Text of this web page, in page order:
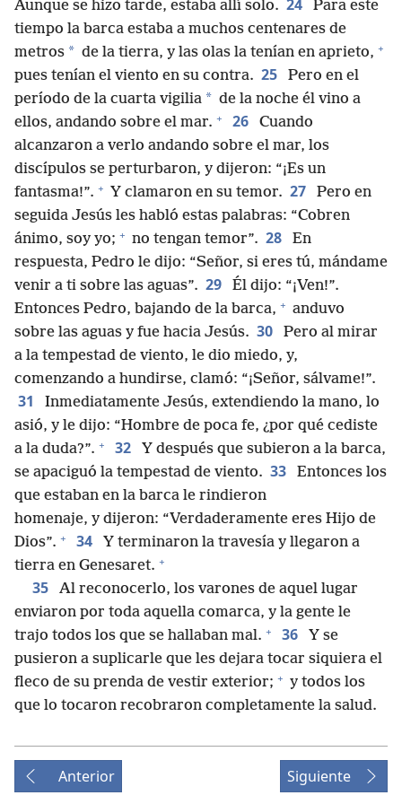
Aunque se hizo tarde, estaba allí solo. 24
Para este
tiempo la barca estaba a muchos centenares de
metros * de la tierra, y las olas la tenían en aprieto, +
pues tenían el viento en su contra. 25
Pero en el
período de la cuarta vigilia * de la noche él vino a
ellos, andando sobre el mar. + 26
Cuando
alcanzaron a verlo andando sobre el mar, los
discípulos se perturbaron, y dijeron: “¡Es un
fantasma!”. + Y clamaron en su temor. 27
Pero en
seguida Jesús les habló estas palabras: “Cobren
ánimo, soy yo; + no tengan temor”. 28
En
respuesta, Pedro le dijo: “Señor, si eres tú, mándame
venir a ti sobre las aguas”. 29
Él dijo: “¡Ven!”.
Entonces Pedro, bajando de la barca, + anduvo
sobre las aguas y fue hacia Jesús. 30
Pero al mirar
a la tempestad de viento, le dio miedo, y,
comenzando a hundirse, clamó: “¡Señor, sálvame!”.
31
Inmediatamente Jesús, extendiendo la mano, lo
asió, y le dijo: “Hombre de poca fe, ¿por qué cediste
a la duda?”. + 32
Y después que subieron a la barca,
se apaciguó la tempestad de viento. 33
Entonces los
que estaban en la barca le rindieron
homenaje, y dijeron: “Verdaderamente eres Hijo de
Dios”. + 34
Y terminaron la travesía y llegaron a
tierra en Genesaret. +
35
Al reconocerlo, los varones de aquel lugar
enviaron por toda aquella comarca, y la gente le
trajo todos los que se hallaban mal. + 36
Y se
pusieron a suplicarle que les dejara tocar siquiera el
fleco de su prenda de vestir exterior; + y todos los
que lo tocaron recobraron completamente la salud.
Anterior Siguiente